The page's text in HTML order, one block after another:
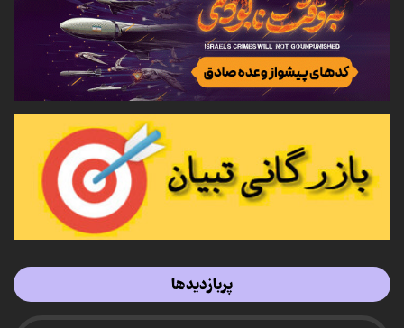
پربازدیدها